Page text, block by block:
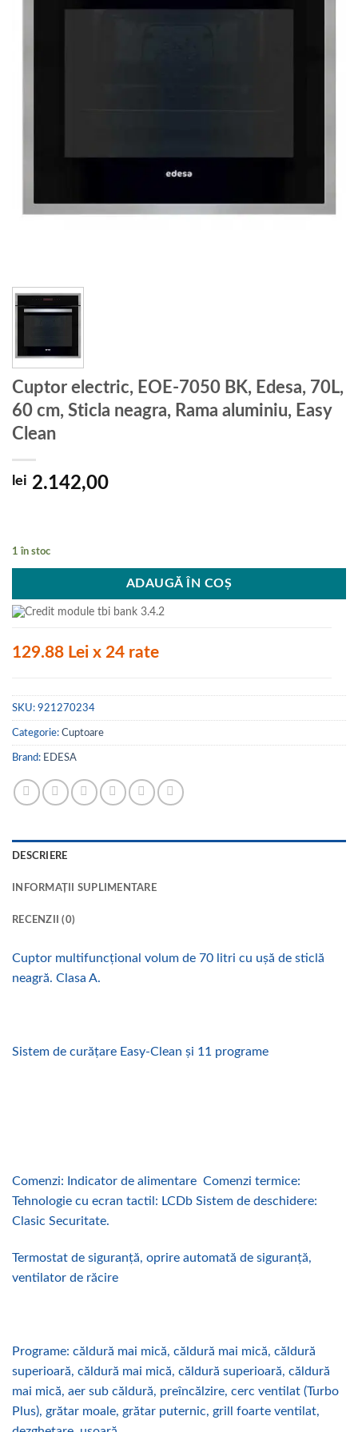
Cuptor electric, EOE-7050 BK, Edesa, 70L,
60 cm, Sticla neagra, Rama aluminiu, Easy
Clean
lei 2.142,00
1 în stoc
ADAUGĂ ÎN COȘ
129.88 Lei x 24 rate
SKU: 921270234
Categorie: Cuptoare
Brand: EDESA
DESCRIERE
INFORMAȚII SUPLIMENTARE
RECENZII (0)
Cuptor multifuncțional volum de 70 litri cu ușă de sticlă
neagră. Clasa A.
Sistem de curățare Easy-Clean și 11 programe
Comenzi: Indicator de alimentare Comenzi termice:
Tehnologie cu ecran tactil: LCDb Sistem de deschidere:
Clasic Securitate.
Termostat de siguranță, oprire automată de siguranță,
ventilator de răcire
Programe: căldură mai mică, căldură mai mică, căldură
superioară, căldură mai mică, căldură superioară, căldură
mai mică, aer sub căldură, preîncălzire, cerc ventilat (Turbo
Plus), grătar moale, grătar puternic, grill foarte ventilat,